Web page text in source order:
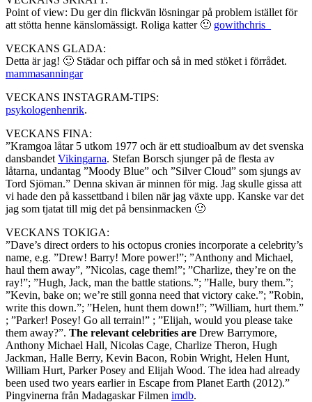
Point of view: Du ger din flickvän lösningar på problem istället för
att stötta henne känslomässigt. Roliga katter 🙂 gowithchris_
VECKANS GLADA:
Detta är jag! 🙂 Städar och piffar och så in med stöket i förrådet.
mammasanningar
VECKANS INSTAGRAM-TIPS:
psykologenhenrik.
VECKANS FINA:
”Kramgoa låtar 5 utkom 1977 och är ett studioalbum av det svenska
dansbandet Vikingarna. Stefan Borsch sjunger på de flesta av
låtarna, undantag ”Moody Blue” och ”Silver Cloud” som sjungs av
Tord Sjöman.” Denna skivan är minnen för mig. Jag skulle gissa att
vi hade den på kassettband i bilen när jag växte upp. Kanske var det
jag som tjatat till mig det på bensinmacken 🙂
VECKANS TOKIGA:
”Dave’s direct orders to his octopus cronies incorporate a celebrity’s
name, e.g. ”Drew! Barry! More power!”; ”Anthony and Michael,
haul them away”, ”Nicolas, cage them!”; ”Charlize, they’re on the
ray!”; ”Hugh, Jack, man the battle stations.”; ”Halle, bury them.”;
”Kevin, bake on; we’re still gonna need that victory cake.”; ”Robin,
write this down.”; ”Helen, hunt them down!”; ”William, hurt them.”
; ”Parker! Posey! Go all terrain!” ; ”Elijah, would you please take
them away?”. The relevant celebrities are Drew Barrymore,
Anthony Michael Hall, Nicolas Cage, Charlize Theron, Hugh
Jackman, Halle Berry, Kevin Bacon, Robin Wright, Helen Hunt,
William Hurt, Parker Posey and Elijah Wood. The idea had already
been used two years earlier in Escape from Planet Earth (2012).”
Pingvinerna från Madagaskar Filmen imdb.